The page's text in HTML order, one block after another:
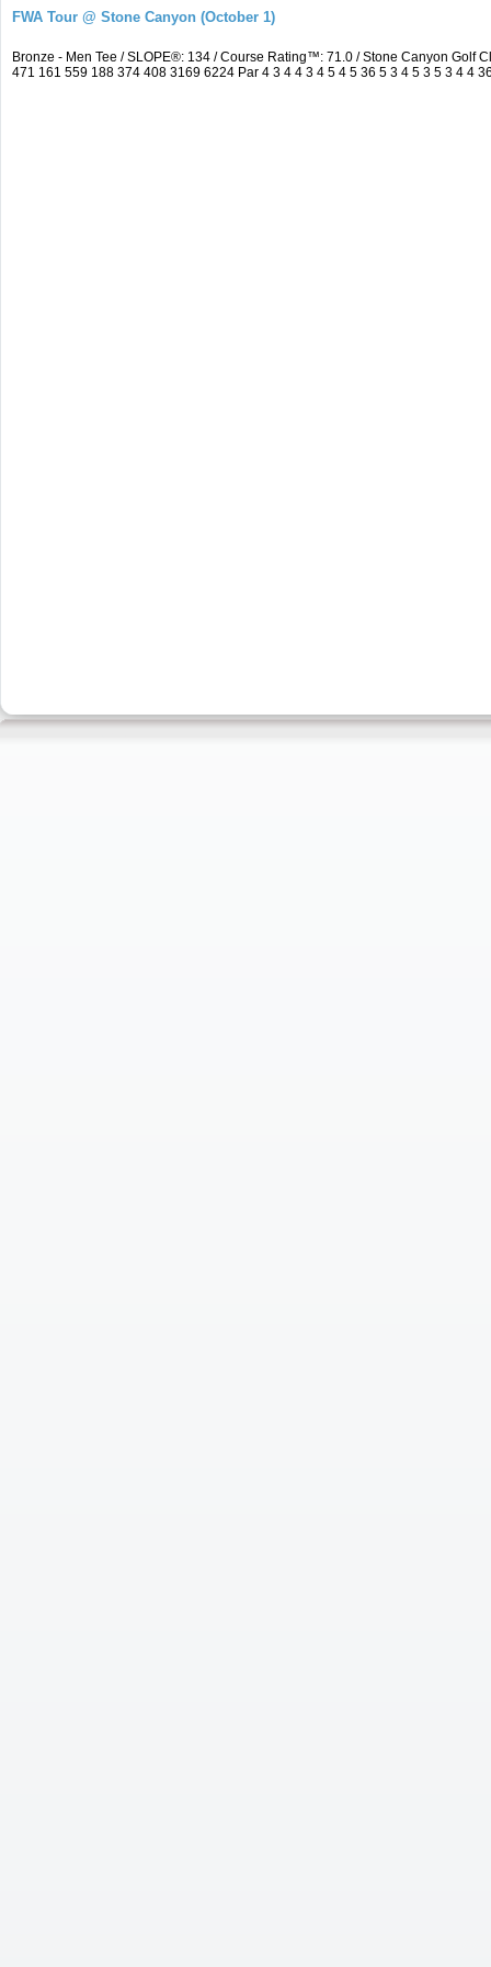
FWA Tour @ Stone Canyon (October 1)
Bronze - Men Tee / SLOPE®: 134 / Course Rating™: 71.0 / Stone Canyon Golf
471 161 559 188 374 408 3169 6224 Par 4 3 4 4 3 4 5 4 5 36 5 3 4 5 3 5 3 4 4